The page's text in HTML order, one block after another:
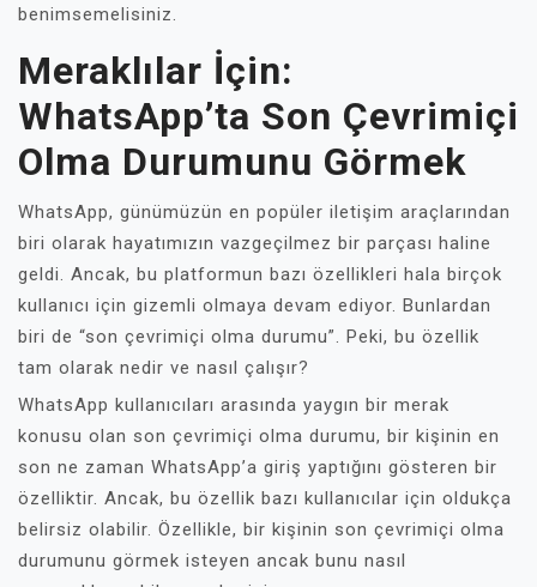
benimsemelisiniz.
Meraklılar İçin:
WhatsApp’ta Son Çevrimiçi
Olma Durumunu Görmek
WhatsApp, günümüzün en popüler iletişim araçlarından
biri olarak hayatımızın vazgeçilmez bir parçası haline
geldi. Ancak, bu platformun bazı özellikleri hala birçok
kullanıcı için gizemli olmaya devam ediyor. Bunlardan
biri de “son çevrimiçi olma durumu”. Peki, bu özellik
tam olarak nedir ve nasıl çalışır?
WhatsApp kullanıcıları arasında yaygın bir merak
konusu olan son çevrimiçi olma durumu, bir kişinin en
son ne zaman WhatsApp’a giriş yaptığını gösteren bir
özelliktir. Ancak, bu özellik bazı kullanıcılar için oldukça
belirsiz olabilir. Özellikle, bir kişinin son çevrimiçi olma
durumunu görmek isteyen ancak bunu nasıl